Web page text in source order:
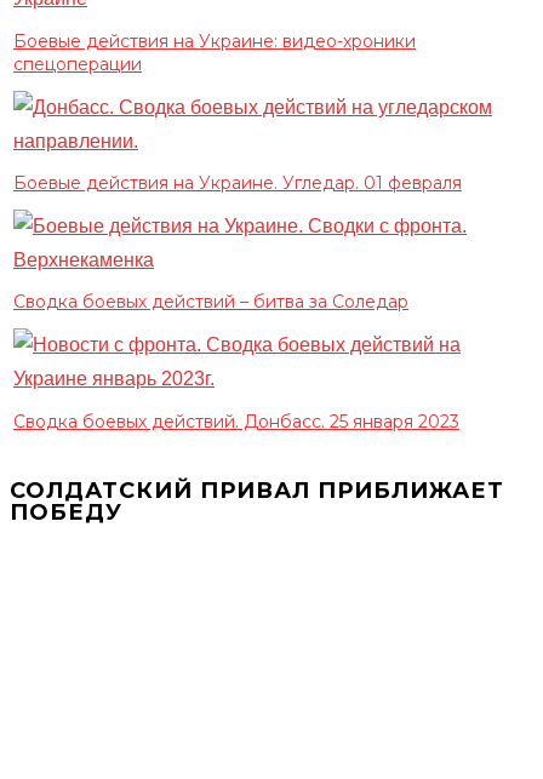
Боевые действия на Украине: видео-хроники
спецоперации
Боевые действия на Украине. Угледар. 01 февраля
Сводка боевых действий – битва за Соледар
Сводка боевых действий. Донбасс. 25 января 2023
СОЛДАТСКИЙ ПРИВАЛ ПРИБЛИЖАЕТ
ПОБЕДУ